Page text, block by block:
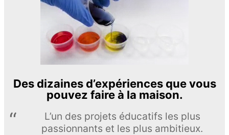
Des dizaines d’expériences que vous
pouvez faire à la maison.
L’un des projets éducatifs les plus
passionnants et les plus ambitieux.